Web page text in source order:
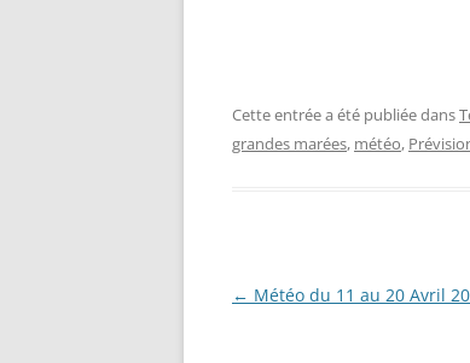
Cette entrée a été publiée dans
grandes marées, météo,
Navigation
← Météo du 11 au 20 Avril